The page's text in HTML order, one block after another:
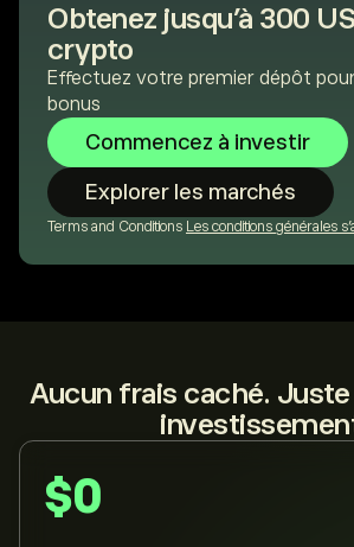
Obtenez jusqu’à 300
crypto
Effectuez votre premier dépôt
bonus
Commencez à investir
Explorer les marchés
Terms and Conditions Les conditions générales
Aucun frais caché.
$0